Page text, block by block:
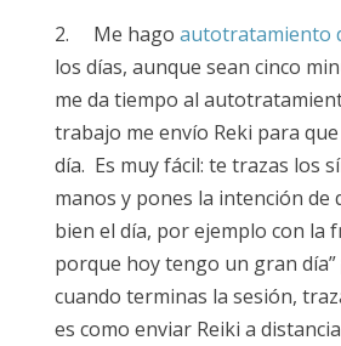
2. Me hago autotratamiento
los días, aunque sean cinco
me da tiempo al
trabajo me envío Reki para
día. Es muy fácil: te trazas los
manos y pones la intención de
bien el día, por ejemplo con la
porque hoy tengo un gran día”
cuando terminas la sesión,
es como enviar Reiki a